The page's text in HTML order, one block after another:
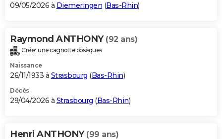
BONS PLANS
Carte de Noël
Carte Bonne année
Carte Saint-Valentin
Carte Pâques
Carte d'anniversaire
DICTIONNAIRE
Dictionnaire
Biographies
Citations
Expressions
Proverbes
PROGRAMME TV
S'inscrire
Se connecter
Lycées
Collèges
Primaires
Universités
Entreprises
Service militaire
Avis de recherche
AVIS DE DÉCÈS
09/05/2026 à Diemeringen (Bas-Rhin)
Raymond ANTHONY (92 ans)
Créer une cagnotte obsèques
Naissance
26/11/1933 à Strasbourg (Bas-Rhin)
Décès
29/04/2026 à Strasbourg (Bas-Rhin)
Henri ANTHONY (99 ans)